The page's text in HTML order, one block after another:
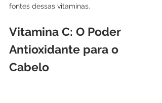
fontes dessas vitaminas.
Vitamina C: O Poder
Antioxidante para o
Cabelo